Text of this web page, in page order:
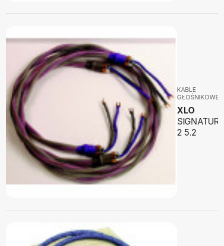
KABLE
GŁOŚNIKOWE
XLO
SIGNATURE
2 5.2